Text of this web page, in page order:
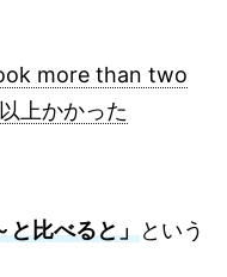
more than two
上かかった
比べると」という